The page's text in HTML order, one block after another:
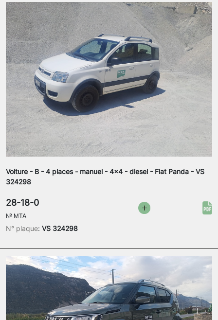
Voiture - B - 4 places - manuel - 4x4 - diesel - Fiat Panda - VS
324298
N° plaque: VS 324298
28-18-0
№ MTA